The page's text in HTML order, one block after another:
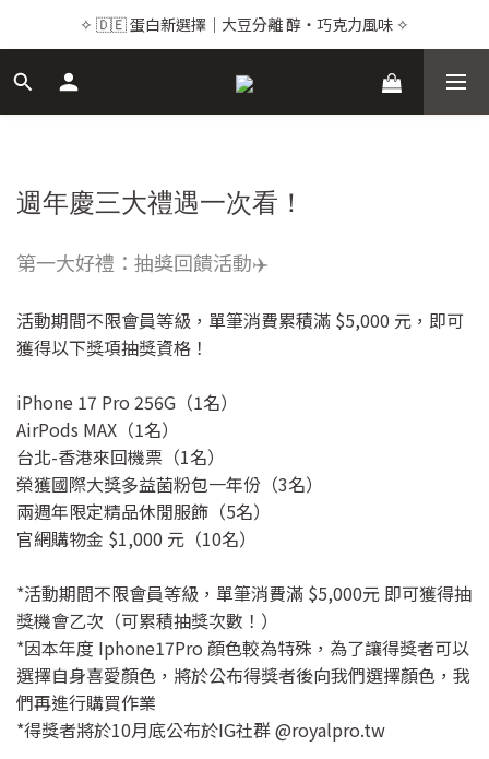
✧ 🇩🇪 蛋白新選擇｜大豆分離 醇・巧克力風味 ✧
✧ 🇩🇪 蛋白新選擇｜大豆分離 醇・巧克力風味 ✧
✧ 💌 品牌感謝祭｜頂級保健24折起 ✧
週年慶三大禮遇一次看！
第一大好禮：抽獎回饋活動✈️
活動期間不限會員等級，單筆消費累積滿 $5,000 元，即可
獲得以下獎項抽獎資格！
iPhone 17 Pro 256G（1名）
AirPods MAX（1名）
台北-香港來回機票（1名）
榮獲國際大獎多益菌粉包一年份（3名）
兩週年限定精品休閒服飾（5名）
官網購物金 $1,000 元（10名）
*活動期間不限會員等級，單筆消費滿 $5,000元 即可獲得抽
獎機會乙次（可累積抽獎次數！）
*因本年度 Iphone17Pro 顏色較為特殊，為了讓得獎者可以
選擇自身喜愛顏色，將於公布得獎者後向我們選擇顏色，我
們再進行購買作業
*得獎者將於10月底公布於IG社群 @royalpro.tw